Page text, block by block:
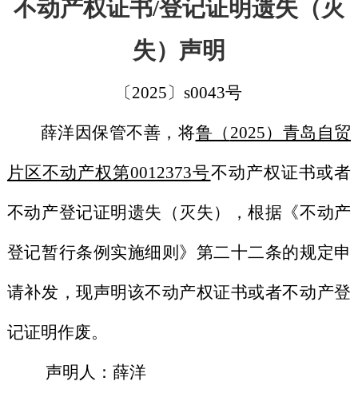
不动产权证书/登记证明遗失（灭
失）声明
〔2025〕s0043号
薛洋因保管不善，将鲁（ 2025）青岛自贸
片区不动产权第0012373号不动产权证书或者
不动产登记证明遗失（灭失），根据《不动产
登记暂行条例实施细则》第二十二条的规定申
请补发，现声明该不动产权证书或者不动产登
记证明作废。
声明人： 薛洋